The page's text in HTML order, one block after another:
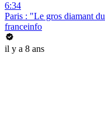
6:34
Paris : "Le gros diamant
franceinfo
il y a 8 ans